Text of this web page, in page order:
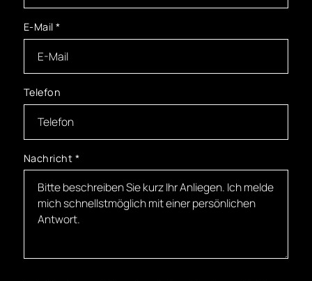
E-Mail*
Telefon
Nachricht *